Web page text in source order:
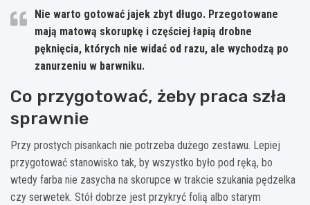
Nie warto gotować jajek zbyt długo. Przegotowane
mają matową skorupkę i częściej łapią drobne
pęknięcia, których nie widać od razu, ale wychodzą po
zanurzeniu w barwniku.
Co przygotować, żeby praca szła
sprawnie
Przy prostych pisankach nie potrzeba dużego zestawu. Lepiej
przygotować stanowisko tak, by wszystko było pod ręką, bo
wtedy farba nie zasycha na skorupce w trakcie szukania pędzelka
czy serwetek. Stół dobrze jest przykryć folią albo starym